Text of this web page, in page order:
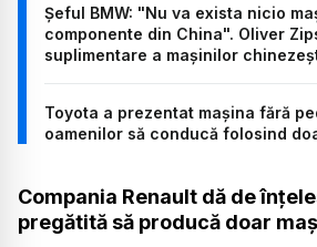
Șeful BMW: "Nu va exista nicio
componente din China". Oliver
suplimentare a mașinilor
Toyota a prezentat mașina fără
oamenilor să conducă folosind
Compania Renault dă de
pregătită să producă doar